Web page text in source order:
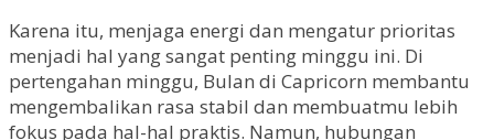
Karena itu, menjaga energi dan mengatur prioritas
menjadi hal yang sangat penting minggu ini. Di
pertengahan minggu, Bulan di Capricorn membantu
mengembalikan rasa stabil dan membuatmu lebih
fokus pada hal-hal praktis. Namun, hubungan